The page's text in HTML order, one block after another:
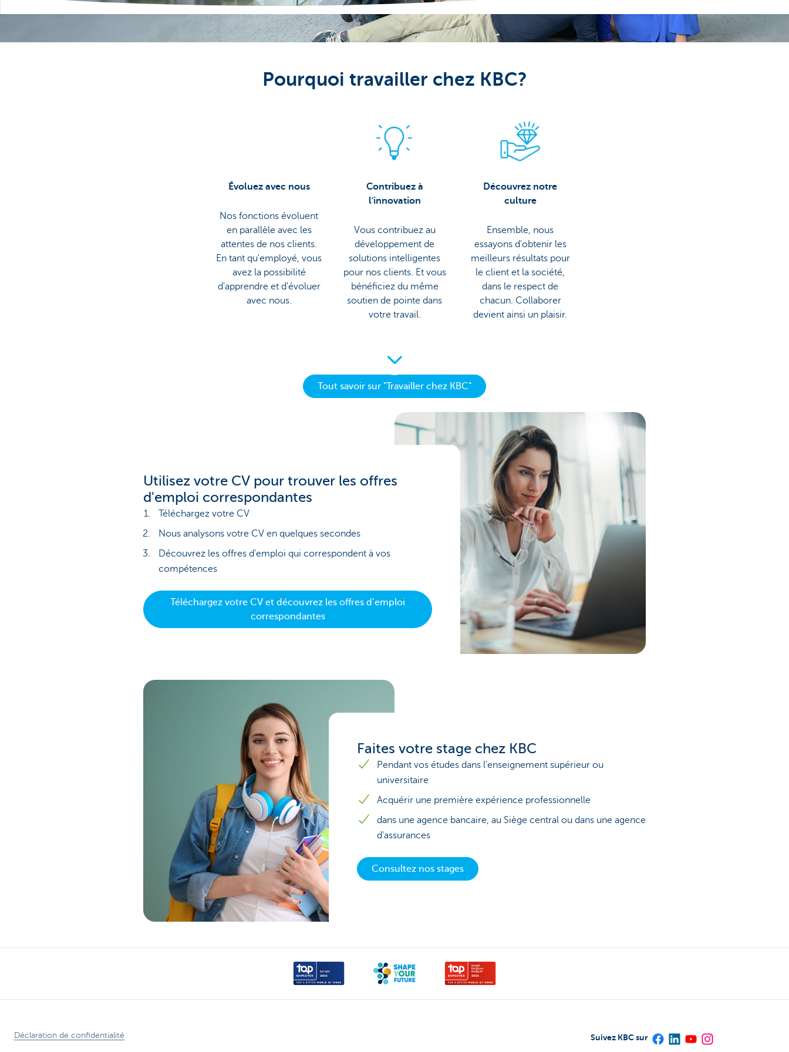
Pourquoi travailler chez KBC?
Évoluez avec nous
Nos fonctions évoluent
en parallèle avec les
attentes de nos clients.
En tant qu'employé, vous
avez la possibilité
d'apprendre et d'évoluer
avec nous.
Contribuez à
l'innovation
Vous contribuez au
développement de
solutions intelligentes
pour nos clients. Et vous
bénéficiez du même
soutien de pointe dans
votre travail.
Découvrez notre
culture
Ensemble, nous
essayons d'obtenir les
meilleurs résultats pour
le client et la société,
dans le respect de
chacun. Collaborer
devient ainsi un plaisir.
Tout savoir sur "Travailler chez KBC"
Utilisez votre CV pour trouver les offres
d'emploi correspondantes
Téléchargez votre CV
Nous analysons votre CV en quelques secondes
Découvrez les offres d'emploi qui correspondent à vos
compétences
Téléchargez votre CV et découvrez les offres d’emploi
correspondantes
Faites votre stage chez KBC
Pendant vos études dans l'enseignement supérieur ou
universitaire
Acquérir une première expérience professionnelle
dans une agence bancaire, au Siège central ou dans une agence
d'assurances
Consultez nos stages
Déclaration de confidentialité Suivez KBC sur